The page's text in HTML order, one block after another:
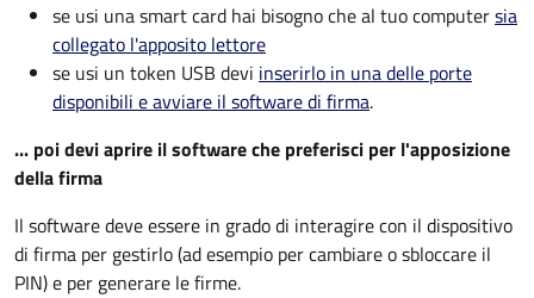
se usi una smart card hai bisogno che al tuo computersia
collegato l'apposito lettore
se usi un token USB devi inserirlo in una delle porte
disponibili e avviare il software di firma.
... poi devi aprire il software che preferisci per l'apposizione
della firma
Il software deve essere in grado di interagire con il dispositivo
di firma per gestirlo (ad esempio per cambiare o sbloccare il
PIN) e per generare le firme.